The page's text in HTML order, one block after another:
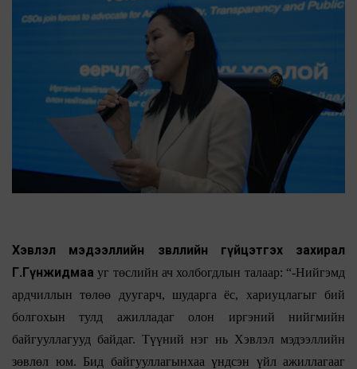
Хэвлэл мэдээллийн зөвлөлийн гүйцэтгэх захирал
Г.Гүнжидмаа уг төслийн ач холбогдлын талаар: “-Нийгэмд
ардчиллын төлөө дуугарч, шударга ёс, хариуцлагыг бий
болгохын тулд ажилладаг олон иргэний нийгмийн
байгууллагууд байдаг. Түүний нэг нь Хэвлэл мэдээллийн
зөвлөл юм. Бид байгууллагынхаа үндсэн үйл ажиллагааг